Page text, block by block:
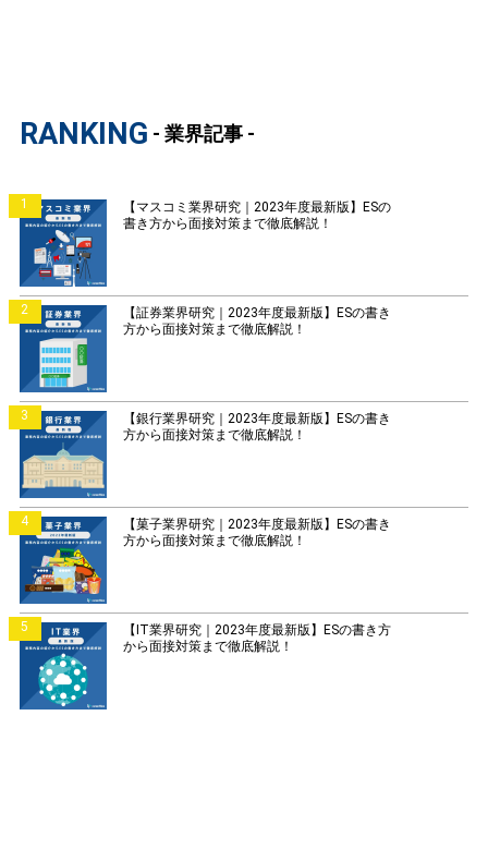
RANKING - 業界記事 -
1
【マスコミ業界研究｜2023年度最新版】ESの
書き方から面接対策まで徹底解説！
2
【証券業界研究｜2023年度最新版】ESの書き
方から面接対策まで徹底解説！
3
【銀行業界研究｜2023年度最新版】ESの書き
方から面接対策まで徹底解説！
4
【菓子業界研究｜2023年度最新版】ESの書き
方から面接対策まで徹底解説！
5
【IT業界研究｜2023年度最新版】ESの書き方
から面接対策まで徹底解説！